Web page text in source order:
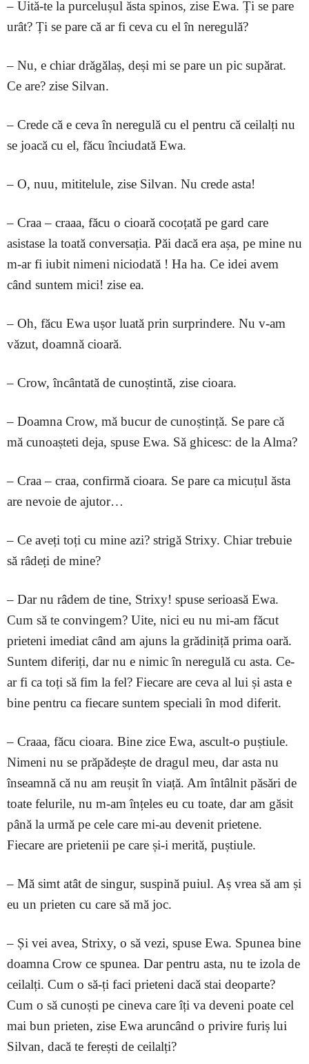
– Uită-te la purcelușul ăsta spinos, zise Ewa. Ți se pare
urât? Ți se pare că ar fi ceva cu el în neregulă?
– Nu, e chiar drăgălaș, deși mi se pare un pic supărat.
Ce are? zise Silvan.
– Crede că e ceva în neregulă cu el pentru că ceilalți nu
se joacă cu el, făcu înciudată Ewa.
– O, nuu, mititelule, zise Silvan. Nu crede asta!
– Craa – craaa, făcu o cioară cocoțată pe gard care
asistase la toată conversația. Păi dacă era așa, pe mine nu
m-ar fi iubit nimeni niciodată ! Ha ha. Ce idei avem
când suntem mici! zise ea.
– Oh, făcu Ewa ușor luată prin surprindere. Nu v-am
văzut, doamnă cioară.
– Crow, încântată de cunoștintă, zise cioara.
– Doamna Crow, mă bucur de cunoștință. Se pare că
mă cunoașteti deja, spuse Ewa. Să ghicesc: de la Alma?
– Craa – craa, confirmă cioara. Se pare ca micuțul ăsta
are nevoie de ajutor…
– Ce aveți toți cu mine azi? strigă Strixy. Chiar trebuie
să râdeți de mine?
– Dar nu râdem de tine, Strixy! spuse serioasă Ewa.
Cum să te convingem? Uite, nici eu nu mi-am făcut
prieteni imediat când am ajuns la grădiniță prima oară.
Suntem diferiți, dar nu e nimic în neregulă cu asta. Ce-
ar fi ca toți să fim la fel? Fiecare are ceva al lui și asta e
bine pentru ca fiecare suntem speciali în mod diferit.
– Craaa, făcu cioara. Bine zice Ewa, ascult-o puștiule.
Nimeni nu se prăpădește de dragul meu, dar asta nu
înseamnă că nu am reușit în viață. Am întâlnit păsări de
toate felurile, nu m-am înțeles eu cu toate, dar am găsit
până la urmă pe cele care mi-au devenit prietene.
Fiecare are prietenii pe care și-i merită, puștiule.
– Mă simt atât de singur, suspină puiul. Aș vrea să am și
eu un prieten cu care să mă joc.
– Și vei avea, Strixy, o să vezi, spuse Ewa. Spunea bine
doamna Crow ce spunea. Dar pentru asta, nu te izola de
ceilalți. Cum o să-ți faci prieteni dacă stai deoparte?
Cum o să cunoști pe cineva care îți va deveni poate cel
mai bun prieten, zise Ewa aruncând o privire furiș lui
Silvan, dacă te ferești de ceilalți?